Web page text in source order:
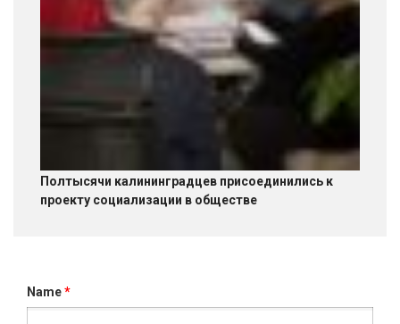
Полтысячи калининградцев присоединились к
проекту социализации в обществе
Name*